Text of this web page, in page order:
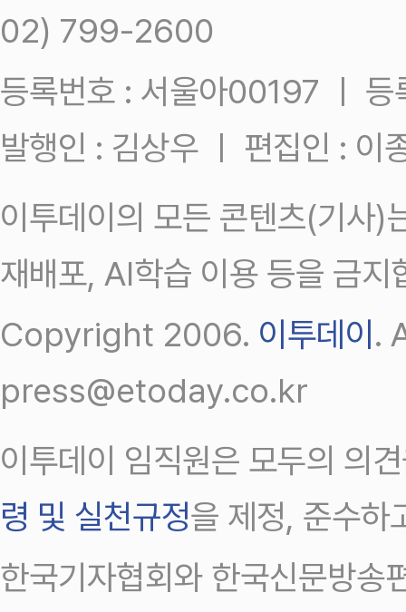
02) 799-2600
등록번호 : 서울아00197 ㅣ
발행인 : 김상우 ㅣ 편집인 : 이
이투데이의 모든 콘텐츠(기사)
재배포, AI학습 이용 등을 금지
Copyright 2006. 이투데이 .
press@etoday.co.kr
이투데이 임직원은 모두의 의
령 및 실천규정을 제정, 준수하
한국기자협회와 한국신문방송